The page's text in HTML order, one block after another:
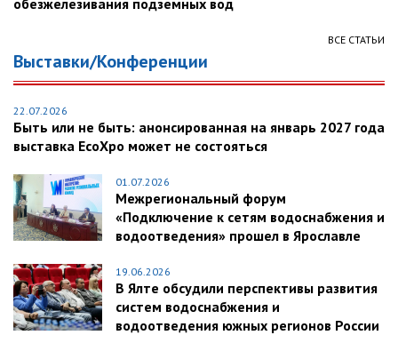
обезжелезивания подземных вод
ВСЕ СТАТЬИ
Выставки/Конференции
22.07.2026
Быть или не быть: анонсированная на январь 2027 года
выставка EcoXpo может не состояться
01.07.2026
Межрегиональный форум
«Подключение к сетям водоснабжения и
водоотведения» прошел в Ярославле
19.06.2026
В Ялте обсудили перспективы развития
систем водоснабжения и
водоотведения южных регионов России